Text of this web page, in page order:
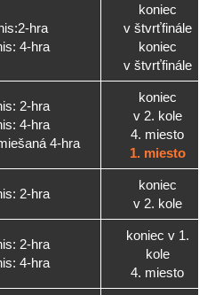
hra
4-hra
koniec
v štvrťfinále
koniec
v štvrťfinále
2-hra
4-hra
4-hra
koniec
v 2. kole
4. miesto
1. miesto
2-hra
koniec
v 2. kole
2-hra
4-hra
koniec v 1.
kole
4. miesto